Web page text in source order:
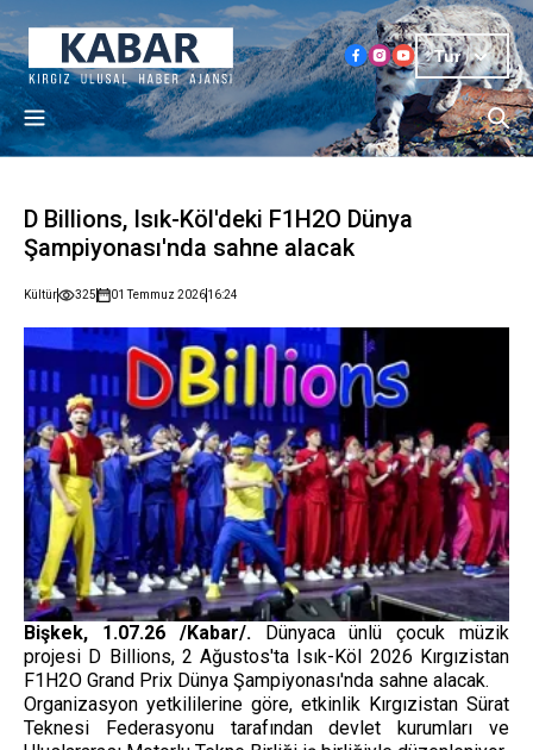
Tur
D Billions, Isık-Köl'deki F1H2O Dünya
Şampiyonası'nda sahne alacak
Kültür 325 01 Temmuz 202616:24
Bişkek, 1.07.26 /Kabar/.Dünyaca ünlü çocuk müzik
projesi D Billions, 2 Ağustos'ta Isık-Köl 2026 Kırgızistan
F1H2O Grand Prix Dünya Şampiyonası'nda sahne alacak.
Organizasyon yetkililerine göre, etkinlik Kırgızistan Sürat
Teknesi Federasyonu tarafından devlet kurumları ve